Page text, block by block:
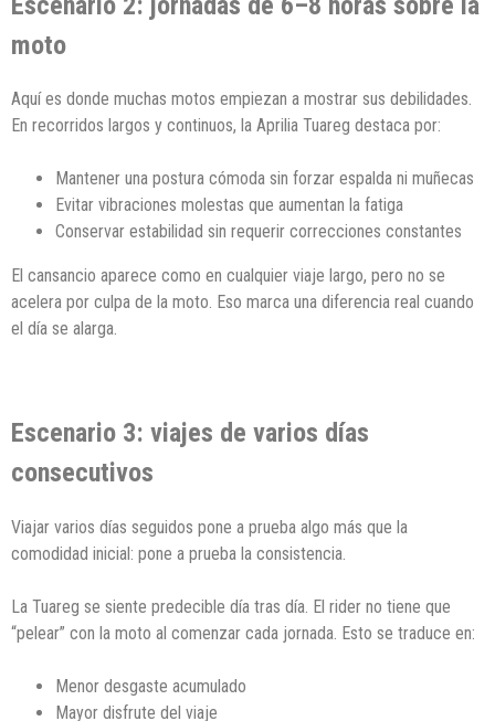
moto
Aquí es donde muchas motos empiezan a mostrar sus debilidades.
En recorridos largos y continuos, la Aprilia Tuareg destaca por:
Mantener una postura cómoda sin forzar espalda ni muñecas
Evitar vibraciones molestas que aumentan la fatiga
Conservar estabilidad sin requerir correcciones constantes
El cansancio aparece como en cualquier viaje largo, pero no se
acelera por culpa de la moto. Eso marca una diferencia real cuando
el día se alarga.
Escenario 3: viajes de varios días
consecutivos
Viajar varios días seguidos pone a prueba algo más que la
comodidad inicial: pone a prueba la consistencia.
La Tuareg se siente predecible día tras día. El rider no tiene que
“pelear” con la moto al comenzar cada jornada. Esto se traduce en:
Menor desgaste acumulado
Mayor disfrute del viaje